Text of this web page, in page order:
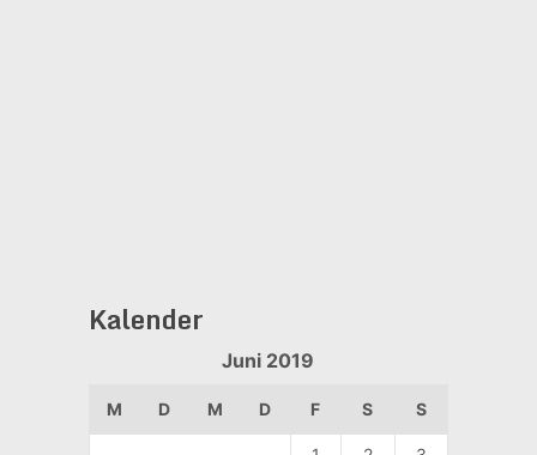
Kalender
Juni 2019
M D M D F S S